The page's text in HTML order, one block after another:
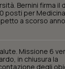
Bernini firma il
posti per
a scorso anno
Missione 6
in chiusura la
degli
funzionalità di base
e l'accesso alle aree